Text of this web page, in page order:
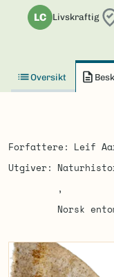
LC Livskraftig
Oversikt
Forfattere Leif
Utgiver
Norsk